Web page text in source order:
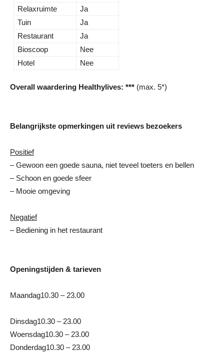
Relaxruimte
Ja
Tuin
Ja
Restaurant
Ja
Bioscoop
Nee
Hotel
Nee
Overall waardering Healthylives: *** (max. 5*)
Belangrijkste opmerkingen uit reviews bezoekers
Positief
– Gewoon een goede sauna, niet teveel toeters en bellen
– Schoon en goede sfeer
– Mooie omgeving
Negatief
– Bediening in het restaurant
Openingstijden & tarieven
Maandag10.30 – 23.00
Dinsdag10.30 – 23.00
Woensdag10.30 – 23.00
Donderdag10.30 – 23.00